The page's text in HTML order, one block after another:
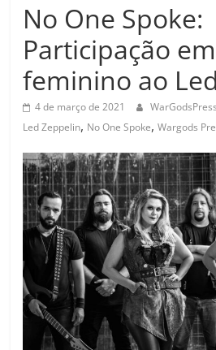
No One Spoke:
Participação
feminino ao
4 de março de 2021 WarGodsPress
Led Zeppelin, No One Spoke,Wargods